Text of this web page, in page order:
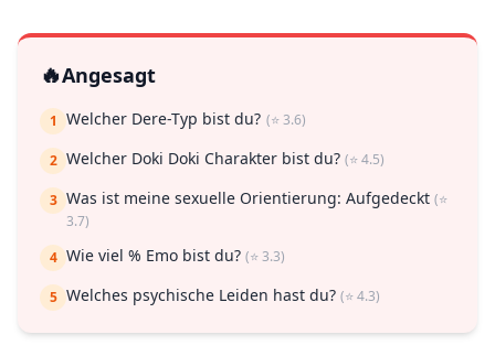
🔥Angesagt
1 Welcher Dere-Typ bist du? (⭐ 3.6)
2 Welcher Doki Doki Charakter bist du? (⭐ 4.5)
3 Was ist meine sexuelle Orientierung: Aufgedeckt (⭐
3.7)
4 Wie viel % Emo bist du? (⭐ 3.3)
5 Welches psychische Leiden hast du? (⭐ 4.3)